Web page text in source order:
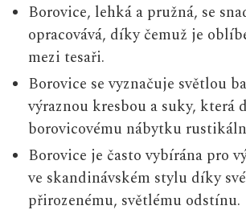
Borovice, lehká a pružná, se
opracovává, díky čemuž je
mezi tesaři.
Borovice se vyznačuje světlou
výraznou kresbou a suky, která
borovicovému nábytku
Borovice je často vybírána pro
ve skandinávském stylu díky
přirozenému, světlému odstínu.